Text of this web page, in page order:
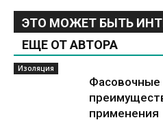
ЭТО МОЖЕТ БЫТЬ
ЕЩЕ ОТ АВТОРА
Изоляция
Фасовочные
применения